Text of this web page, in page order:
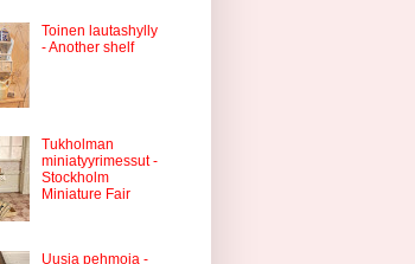
Toinen lautashylly
- Another shelf
Tukholman
miniatyyrimessut -
Stockholm
Miniature Fair
Uusia pehmoja -